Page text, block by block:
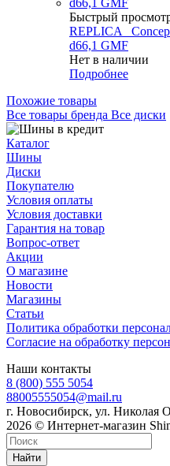
Быстрый
REPLICA
d66,1 GMF
Нет в наличии
Подробнее
Похожие товары
Все товары бренда Все диски
Каталог
Шины
Диски
Покупателю
Условия оплаты
Условия доставки
Гарантия на товар
Вопрос-ответ
Акции
О магазине
Новости
Магазины
Статьи
Политика обработки
Согласие на обработку
Наши контакты
8 (800) 555 5054
88005555054@mail.ru
г. Новосибирск, ул. Николая
2026 © Интернет-магазин
Найти